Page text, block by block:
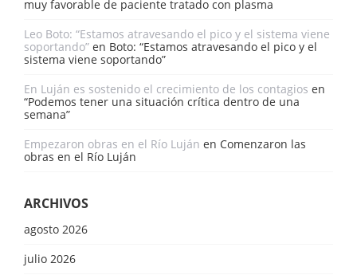
muy favorable de paciente tratado con plasma
Leo Boto: “Estamos atravesando el pico y el sistema viene
soportando” en Boto: “Estamos atravesando el pico y el
sistema viene soportando”
En Luján es sostenido el crecimiento de los contagios en
“Podemos tener una situación crítica dentro de una
semana”
Empezaron obras en el Río Luján en Comenzaron las
obras en el Río Luján
ARCHIVOS
agosto 2026
julio 2026